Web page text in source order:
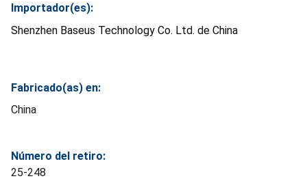
Importador(es):
Shenzhen Baseus Technology Co. Ltd. de China
Fabricado(as) en:
China
Número del retiro:
25-248